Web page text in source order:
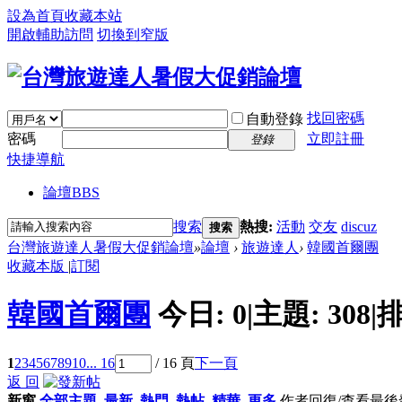
設為首頁收藏本站
開啟輔助訪問 切換到窄版
自動登錄 找回密碼
密碼
登錄
立即註冊
快捷導航
論壇BBS
搜索 搜索 熱搜: 活動 交友 discuz
台灣旅遊達人暑假大促銷論壇»論壇 › 旅遊達人 › 韓國首爾團
收藏本版 |訂閱
韓國首爾團 今日: 0|主題: 308|
12345678910... 16 / 16 頁下一頁
返 回